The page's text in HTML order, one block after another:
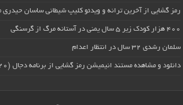
رمز گشایی از آخرین ترانه و ویدئو کلیپ شیطانی ساسان
۴۰۰ هزار کودک زیر ۵ سال یمنی در آستانه مرگ از گرسنگی
سلمان رشدی ۳۲ سال در انتظار اعدام
دانلود و مشاهده مستند انیمیشن رمز گشایی از برنامه دجال (۲۰۲۰) : I, Pet Goat 2.99